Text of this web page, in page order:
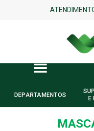
DEPARTAMENTOS
E